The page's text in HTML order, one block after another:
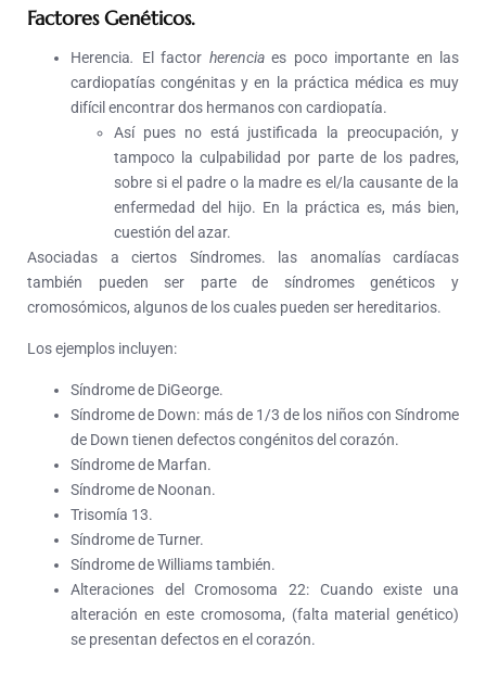
Factores Genéticos.
Herencia. El factor herenciaes poco importante en las
cardiopatías congénitas y en la práctica médica es muy
difícil encontrar dos hermanos con cardiopatía.
Así pues no está justificada la preocupación, y
tampoco la culpabilidad por parte de los padres,
sobre si el padre o la madre es el/la causante de la
enfermedad del hijo. En la práctica es, más bien,
cuestión del azar.
Asociadas a ciertos Síndromes.
las anomalías cardíacas
también pueden ser parte de síndromes genéticos y
cromosómicos, algunos de los cuales pueden ser hereditarios.
Los ejemplos incluyen:
Síndrome de DiGeorge.
Síndrome de Down: más de 1/3 de los niños con Síndrome
de Down tienen defectos congénitos del corazón.
Síndrome de Marfan.
Síndrome de Noonan.
Trisomía 13.
Síndrome de Turner.
Síndrome deWilliams también.
Alteraciones del Cromosoma 22: Cuando existe una
alteración en este cromosoma, (falta material genético)
se presentan defectos en el corazón.